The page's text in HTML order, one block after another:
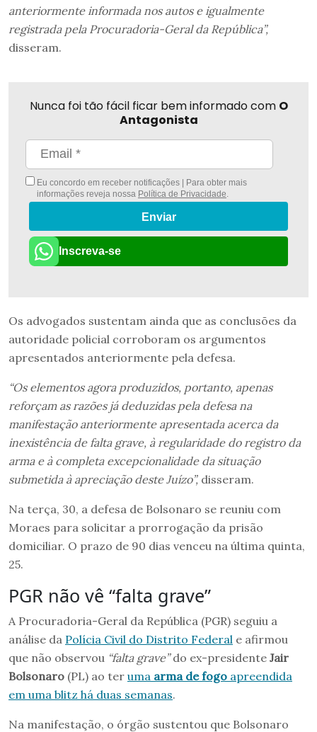
anteriormente informada nos autos e igualmente
registrada pela Procuradoria-Geral da República”,
disseram.
Nunca foi tão fácil ficar bem informado com O
Antagonista
Eu concordo em receber notificações | Para obter mais
informações reveja nossa Política de Privacidade
Enviar
Inscreva-se
Os advogados sustentam ainda que as conclusões da
autoridade policial corroboram os argumentos
apresentados anteriormente pela defesa.
“Os elementos agora produzidos, portanto, apenas
reforçam as razões já deduzidas pela defesa na
manifestação anteriormente apresentada acerca da
inexistência de falta grave, à regularidade do registro da
arma e à completa excepcionalidade da situação
submetida à apreciação deste Juízo”, disseram.
Na terça, 30, a defesa de Bolsonaro se reuniu com
Moraes para solicitar a prorrogação da prisão
domiciliar. O prazo de 90 dias venceu na última quinta,
25.
PGR não vê “falta grave”
A Procuradoria-Geral da República (PGR) seguiu a
análise da Polícia Civil do Distrito Federal e afirmou
que não observou “falta grave”do ex-presidente Jair
Bolsonaro (PL) ao ter uma arma de fogo apreendida
em uma blitz há duas semanas.
Na manifestação, o órgão sustentou que Bolsonaro